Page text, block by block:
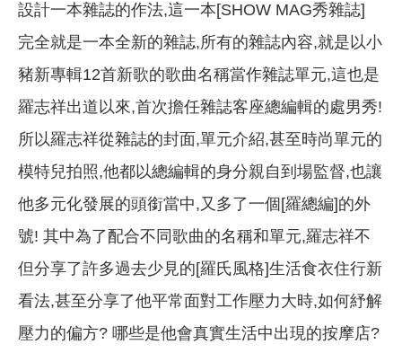
設計一本雜誌的作法,這一本[SHOW MAG秀雜誌]
完全就是一本全新的雜誌,所有的雜誌內容,就是以小
豬新專輯12首新歌的歌曲名稱當作雜誌單元,這也是
羅志祥出道以來,首次擔任雜誌客座總編輯的處男秀!
所以羅志祥從雜誌的封面,單元介紹,甚至時尚單元的
模特兒拍照,他都以總編輯的身分親自到場監督,也讓
他多元化發展的頭銜當中,又多了一個[羅總編]的外
號! 其中為了配合不同歌曲的名稱和單元,羅志祥不
但分享了許多過去少見的[羅氏風格]生活食衣住行新
看法,甚至分享了他平常面對工作壓力大時,如何紓解
壓力的偏方? 哪些是他會真實生活中出現的按摩店?